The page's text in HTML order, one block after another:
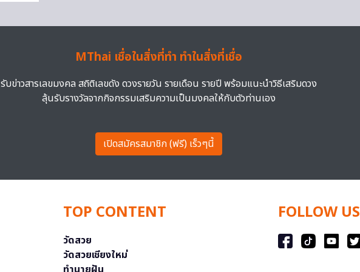
MThai เชื่อในสิ่งที่ทำ ทำในสิ่งที่เชื่อ
รับข่าวสารเลขมงคล สถิติเลขดัง ดวงรายวัน รายเดือน รายปี พร้อมแนะนำวิธีเสริมดวง
ลุ้นรับรางวัลจากกิจกรรมเสริมความเป็นมงคลให้กับตัวท่านเอง
เปิดสมัครสมาชิก (ฟรี) เร็วๆนี้
TOP CONTENT
วัดสวย
วัดสวยเชียงใหม่
FOLLOW US